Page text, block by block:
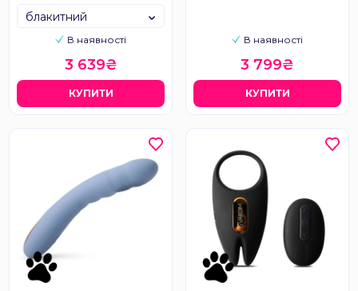
В наявності
блакитний
3 639₴
КУПИТИ
В наявності
3 799₴
КУПИТИ